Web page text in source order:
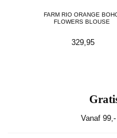
FARM RIO ORANGE
FLOWERS BLOUSE
329,95
Vanaf